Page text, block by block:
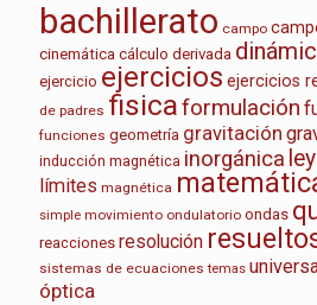
bachillerato campo
cinemática cálculo derivada
ejercicio ejercicios ejercicios
de padres fisicaformulación
funciones geometría gravitación
inducción magnética inorgánica
límites magnética
simple movimiento ondulatorio ondas
reacciones resolución
sistemas de ecuaciones temas
óptica